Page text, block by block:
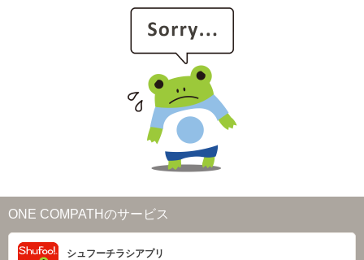
ONE COMPATHのサービス
シュフーチラシアプリ